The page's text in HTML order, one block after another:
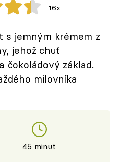
16x
s jemným krémem z
jehož chuť
čokoládový základ.
milovníka
45 minut